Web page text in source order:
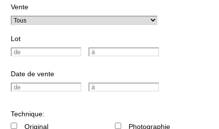
Vente
Lot
Date de vente
Technique:
Original
Photographie